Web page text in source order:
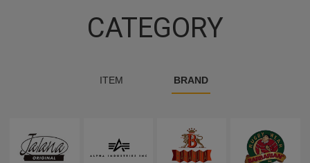
CATEGORY
ITEM BRAND